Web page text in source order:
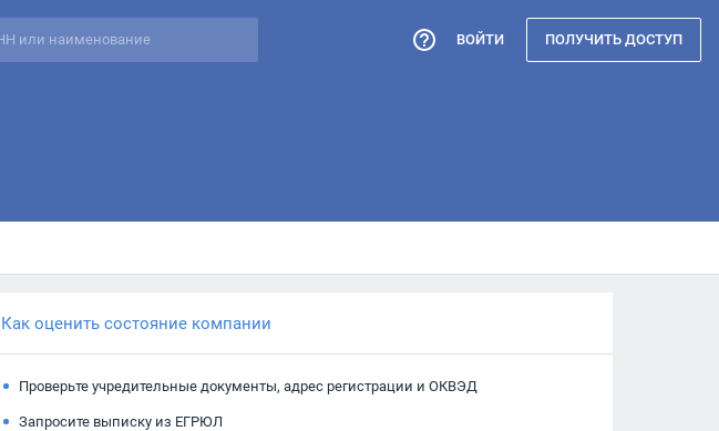
ВОЙТИ ПОЛУЧИТЬ ДОСТУП
Как оценить состояние компании
Проверьте учредительные документы, адрес регистрации и ОКВЭД
Запросите выписку из ЕГРЮЛ